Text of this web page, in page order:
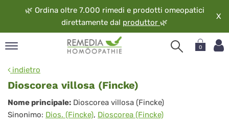
🌿 Ordina oltre 7.000 rimedi e prodotti omeopatici
direttamente dal produttor 🌿
X
0
indietro
Dioscorea villosa (Fincke)
Dioscorea
villosa
Nome principale: Dioscorea villosa (Fincke)
Sinonimo: Dios. (Fincke), Dioscorea (Fincke)